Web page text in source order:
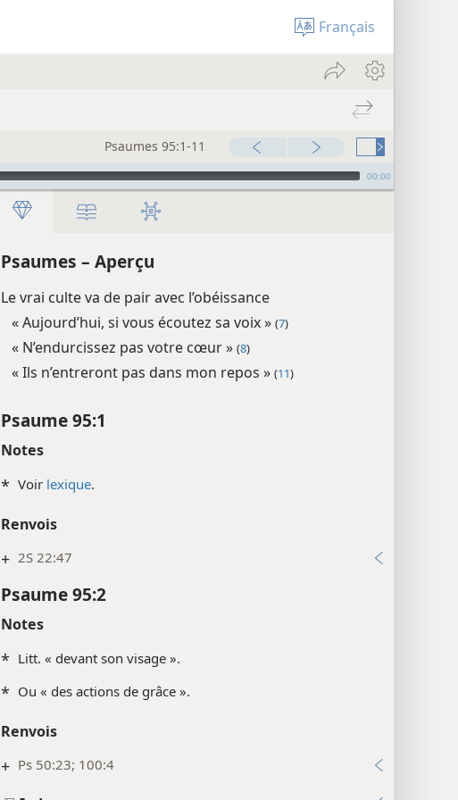
Français
Psaumes 95:1-11
00:00
Psaumes – Aperçu
Le vrai culte va de pair avec l’obéissance
« Aujourd’hui, si vous écoutez sa voix » (7)
« N’endurcissez pas votre cœur » (8)
« Ils n’entreront pas dans mon repos » (11)
Psaume 95:1
Notes
* Voir lexique.
Renvois
+ 2S 22:47
Psaume 95:2
Notes
* Litt. « devant son visage ».
* Ou « des actions de grâce ».
Renvois
+ Ps 50:23; 100:4